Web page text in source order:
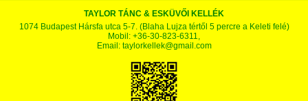
TAYLOR TÁNC & ESKÜVŐI KELLÉK
1074 Budapest Hársfa utca 5-7. (Blaha Lujza tértől 5 percre a Keleti felé)
Mobil: +36-30-823-6311,
Email: taylorkellek@gmail.com